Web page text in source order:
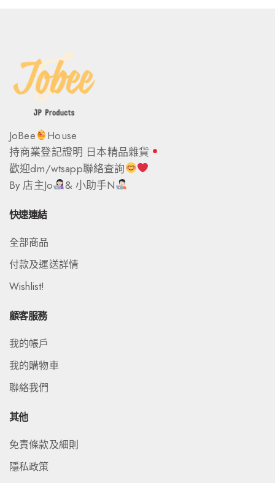
JoBee
House
持商業登記證明 日本精品雜貨
歡迎dm/wtsapp聯絡查詢
By 店主Jo
& 小助手N
快速連結
全部商品
付款及運送詳情
Wishlist!
顧客服務
我的帳戶
我的購物車
聯絡我們
其他
免責條款及細則
隱私政策